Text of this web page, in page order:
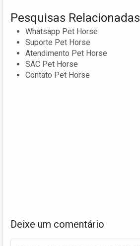
Pesquisas Relacionadas
Whatsapp Pet Horse
Suporte Pet Horse
Atendimento Pet Horse
SAC Pet Horse
Contato Pet Horse
Deixe um comentário